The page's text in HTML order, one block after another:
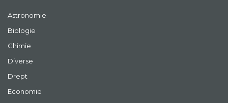
Astronomie
Biologie
Chimie
Diverse
Drept
Economie